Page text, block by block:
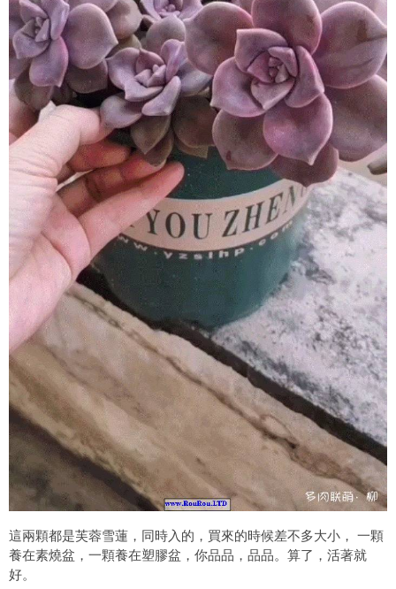
這兩顆都是芙蓉雪蓮，同時入的，買來的時候差不多大小， 一顆
養在素燒盆，一顆養在塑膠盆，你品品，品品。算了，活著就
好。